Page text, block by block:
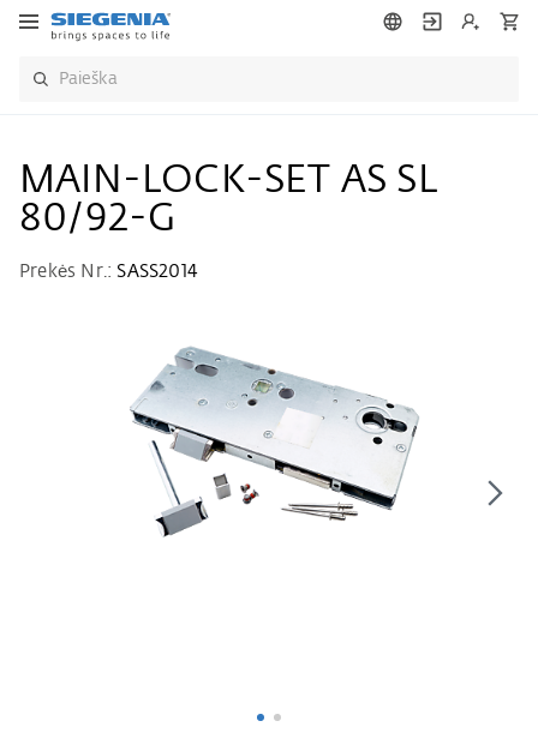
MAIN-LOCK-SET AS SL
80/92-G
Prekės Nr.: SASS2014